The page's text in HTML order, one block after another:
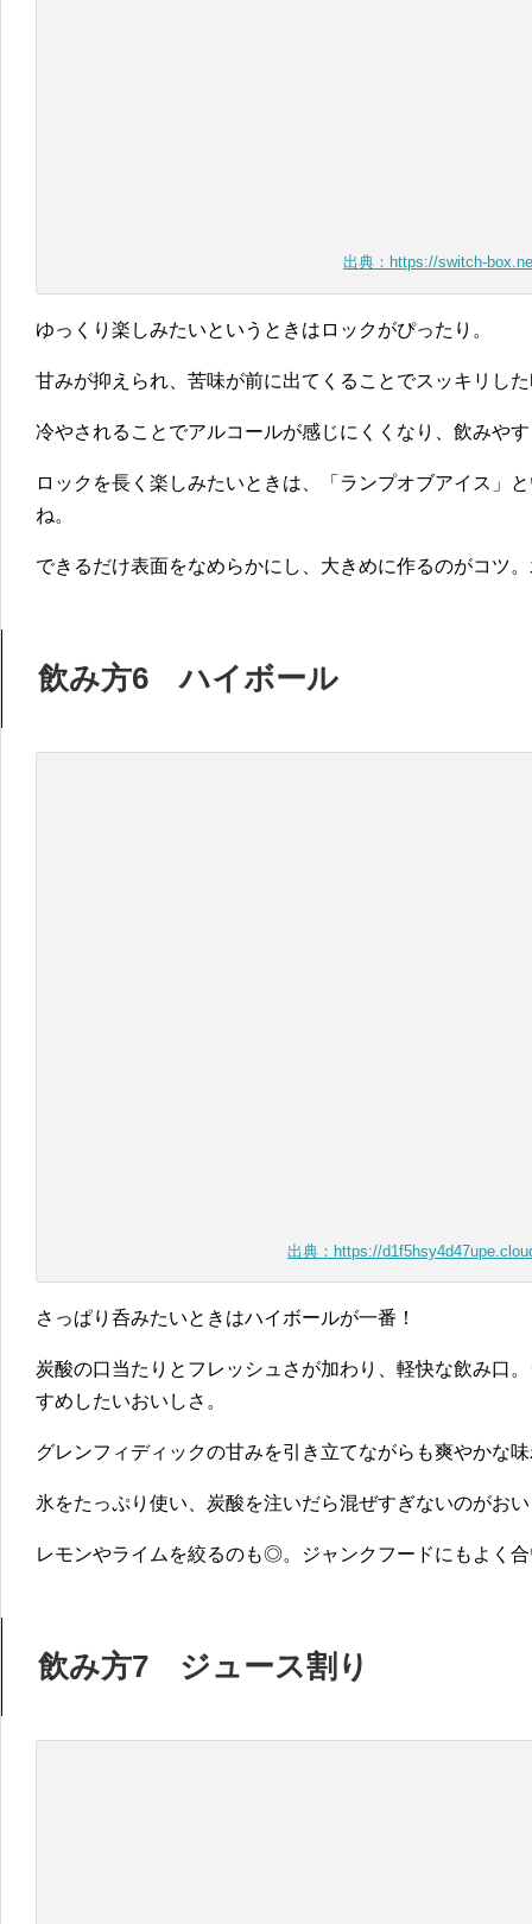
出典：https://switch-
ゆっくり楽しみたいというときはロックがぴったり。
甘みが抑えられ、苦味が前に出てくることでスッキリし
冷やされることでアルコールが感じにくくなり、飲みや
ロックを長く楽しみたいときは、「ランプオブアイス」
ね。
できるだけ表面をなめらかにし、大きめに作るのがコツ
飲み方6 ハイボール
出典：https://
さっぱり呑みたいときはハイボールが一番！
炭酸の口当たりとフレッシュさが加わり、軽快な飲み口
すめしたいおいしさ。
グレンフィディックの甘みを引き立てながらも爽やかな
氷をたっぷり使い、炭酸を注いだら混ぜすぎないのがお
レモンやライムを絞るのも◎。ジャンクフードにもよく
飲み方7 ジュース割り